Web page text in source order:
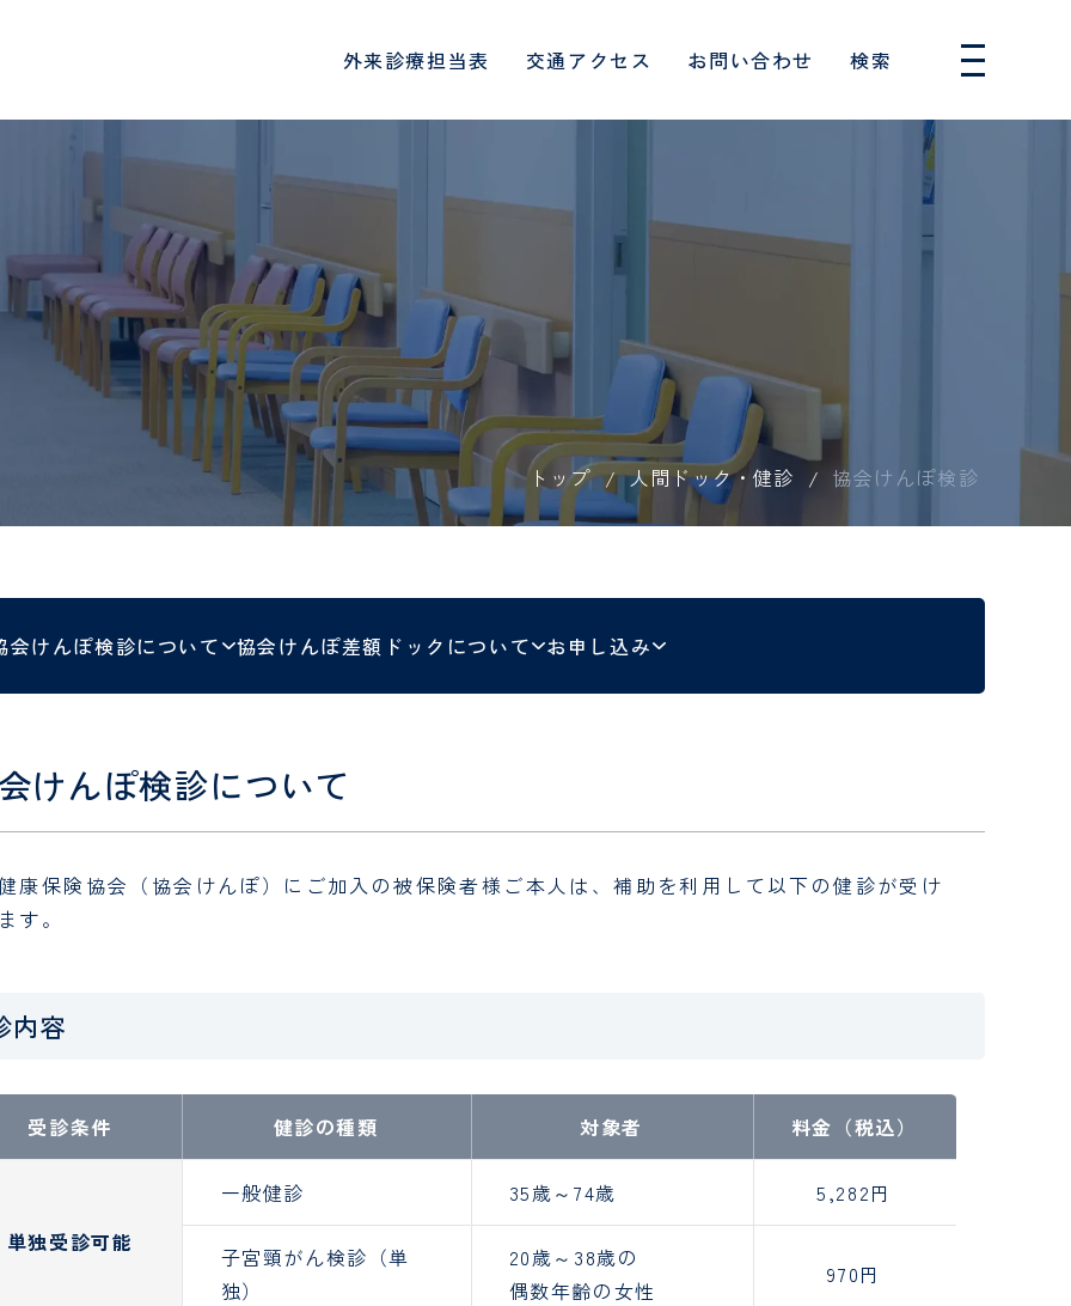
外来診療担当表 交通アクセス お問い合わせ 検索
診療科・部門 採用情報
院長挨拶 病院概要
各種機関指定・認定
病院指標
当院の取り組み
患者さん･ご家族といっし
ょに守る安心のための10の
お願い
患者様の権利とお願い
意思決定支援指針
身体拘束最小化のための指
針
入院生活と退院について 入院される方へのお願い
面会・お見舞いメールにつ
いて
各種書類の申込について
ご来院される方へのお願い 受診される方へ
外来診療担当表
時間外受診・急患について
予防接種について
セカンドオピニオン
入院時の持ち物
総合内科
肝臓内科、糖尿病・内分泌内
科、神経内科
循環器内科、心臓血管外科
血液浄化センター 腎臓内科
呼吸器内科
物忘れ外来
禁煙外来 睡眠呼吸障害科
睡眠時無呼吸症候群外来
呼吸器外科
形成外科
乳腺腫瘍科 オンコロジーセンター
口腔センター 婦人科 救急医療センター
小児医療センター
小児科・発達神経
放射線科
栄養管理室
東京西くじら訪問看護ステ
ーション
医療連携・地域連携室 連携医療機関一覧（医科）
健康講座・イベント情報
国際医療支援室 協力対象施設
一日人間ドックコース DWIBSコース
PET/CT検診
定期検診
オプション検査
協会けんぽ検診
特定保健指導
人間ドックお申し込みフォ
協会けんぽお申し込みフォ
ーム
東振協お申し込みフォーム
医療スタッフ様向け
医師 初期臨床研修医
看護師
診療看護師
介護福祉士
看護補助者
救急救命士
診療放射線技師
臨床検査技師
リハビリテーション科
歯科衛生士
調理師
厨房員
事務職員
病棟クラーク（病棟事務）
研修医お問い合わせフォー
トップ 人間ドック・健診 協会けんぽ検診
会けんぽ検診について 協会けんぽ差額ドックについて お申し込み
けんぽ検診について
康保険協会（協会けんぽ）にご加入の被保険者様ご本人は、補助を利用して以下の健診が受け
す。
内容
受診条件 健診の種類 対象者 料金（税込）
単独受診可能
一般健診 35歳～74歳 5,282円
子宮頸がん検診 （単
独）
20歳～38歳の
偶数年齢の女性
970円